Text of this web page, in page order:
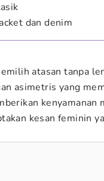
dan denim
atasan tanpa
asimetris yang
kenyamanan
kesan feminin